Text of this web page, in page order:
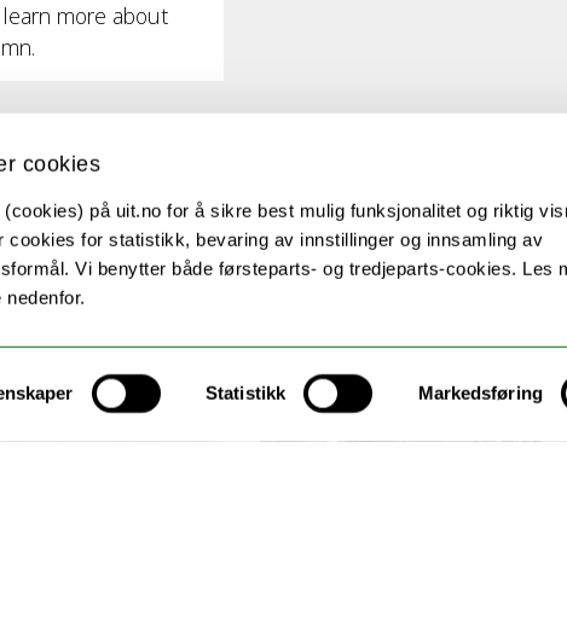
cookies
på uit.no for å sikre best mulig funksjonalitet og riktig
cookies for statistikk, bevaring av innstillinger og innsamling av
Vi benytter både førsteparts- og tredjeparts-cookies. Les
Statistikk Markedsføring
learn more about